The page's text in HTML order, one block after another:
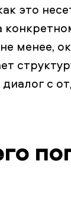
это
менее,
с